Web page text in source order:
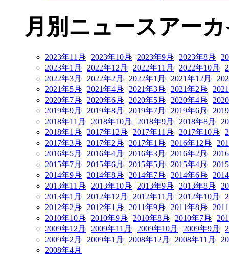
月別ニュースアー
2023年11月 2023年10月 2023年9月 2023年8月
2023年1月
2022年12月 2022年11月 2022年10月
2022年3月
2022年2月 2022年1月 2021年12月
2021年5月
2021年4月 2021年3月 2021年2月
2020年7月
2020年6月 2020年5月 2020年4月
2019年9月
2019年8月 2019年7月 2019年6月
2018年11月
2018年10月 2018年9月 2018年8月
2018年1月
2017年12月 2017年11月 2017年10月
2017年3月
2017年2月 2017年1月 2016年12月
2016年5月
2016年4月 2016年3月 2016年2月
2015年7月
2015年6月 2015年5月 2015年4月
2014年9月
2014年8月 2014年7月 2014年6月
2013年11月
2013年10月 2013年9月 2013年8月
2013年1月
2012年12月 2012年11月 2012年10月
2012年2月
2012年1月 2011年9月 2011年8月
2010年10月
2010年9月 2010年8月 2010年7月
2009年12月
2009年11月 2009年10月 2009年9月
2009年2月
2009年1月 2008年12月 2008年11月
2008年4月